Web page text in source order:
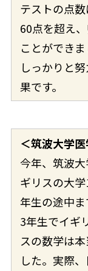
テストの点
60点を超え
ことができ
しっかりと
果です。
＜筑波大学
今年、筑波
ギリスの大
年生の途中
3年生でイギ
スの数学は
した。実際